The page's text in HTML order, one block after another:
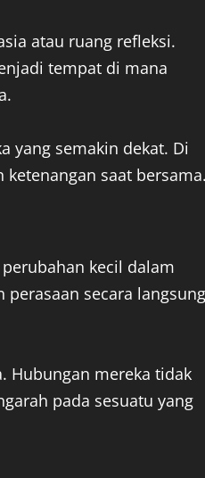
atau ruang refleksi.
tempat di mana
yang semakin dekat. Di
saat
kecil dalam
secara
Hubungan mereka tidak
pada sesuatu yang